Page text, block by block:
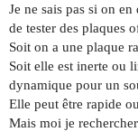
Je ne sais pas si on
de tester des plaques
Soit on a une plaque
Soit elle est inerte ou
dynamique pour un
Elle peut être rapide
Mais moi je